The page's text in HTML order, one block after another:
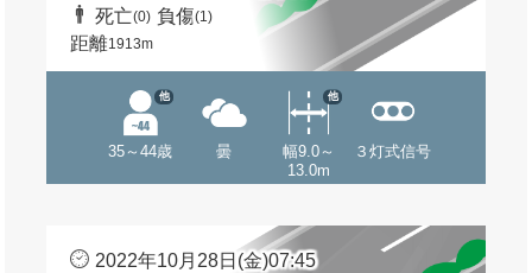
死亡(0) 負傷(1)
距離1913m
35～44歳
他
曇
幅9.0～
13.0m
他
３灯式信号
2022年10月28日(金)07:45